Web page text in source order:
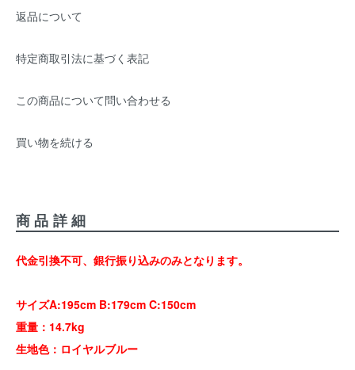
返品について
特定商取引法に基づく表記
この商品について問い合わせる
買い物を続ける
商品詳細
代金引換不可、銀行振り込みのみとなります。
サイズA:195cm B:179cm C:150cm
重量：14.7kg
生地色：ロイヤルブルー